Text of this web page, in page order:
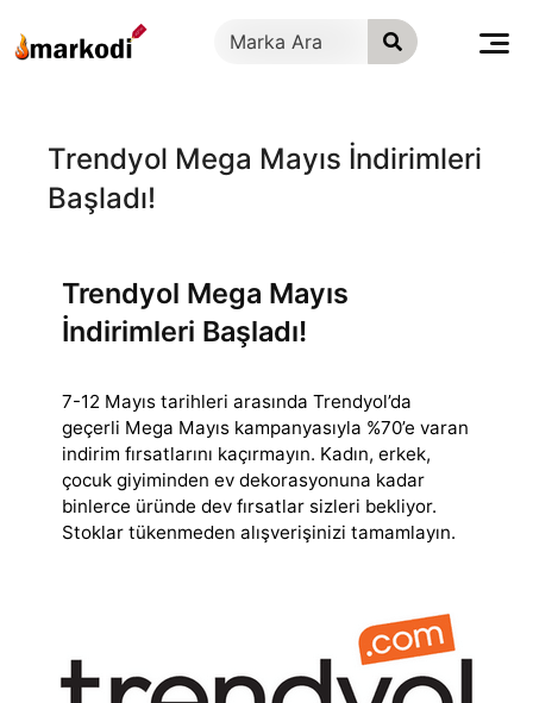
geç
Trendyol Mega Mayıs İndirimleri
Başladı!
Trendyol Mega Mayıs
İndirimleri Başladı!
7-12 Mayıs tarihleri arasında Trendyol’da
geçerli Mega Mayıs kampanyasıyla %70’e varan
indirim fırsatlarını kaçırmayın. Kadın, erkek,
çocuk giyiminden ev dekorasyonuna kadar
binlerce üründe dev fırsatlar sizleri bekliyor.
Stoklar tükenmeden alışverişinizi tamamlayın.